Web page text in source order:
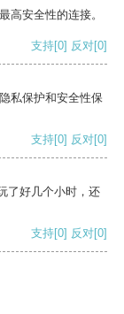
高安全性的连接。
支持[0] 反对[0]
私保护和安全性保
支持[0] 反对[0]
了好几个小时，还
支持[0] 反对[0]